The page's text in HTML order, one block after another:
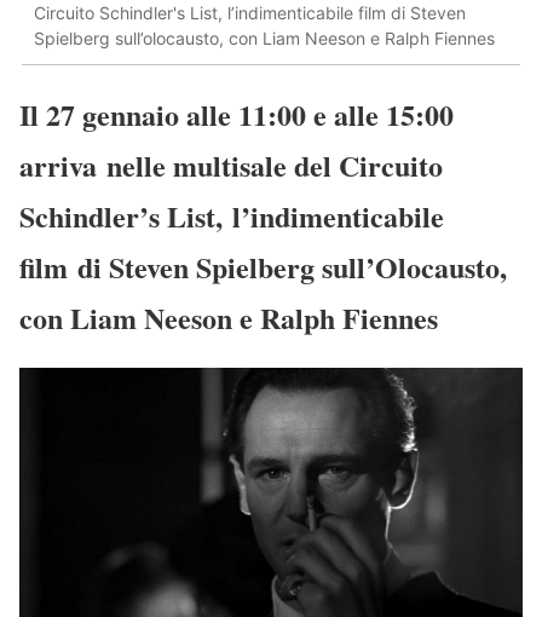
Circuito Schindler's List, l’indimenticabile film di Steven
Spielberg sull’olocausto, con Liam Neeson e Ralph Fiennes
Il 27 gennaio alle 11:00 e alle 15:00
arriva nelle multisale del Circuito
Schindler’s List, l’indimenticabile
film di Steven Spielberg sull’Olocausto,
con Liam Neeson e Ralph Fiennes